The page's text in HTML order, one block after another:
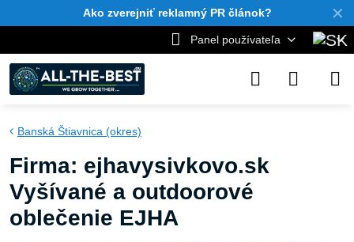
✕
Ako zverejniť reklamný PR článok?
Panel používateľa
Banská Štiavnica (okres)
Firma: ejhavysivkovo.sk
Vyšívané a outdoorové
oblečenie EJHA